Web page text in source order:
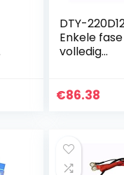
DTY-
Enkele fase
volledig
nde module
…
€86.38